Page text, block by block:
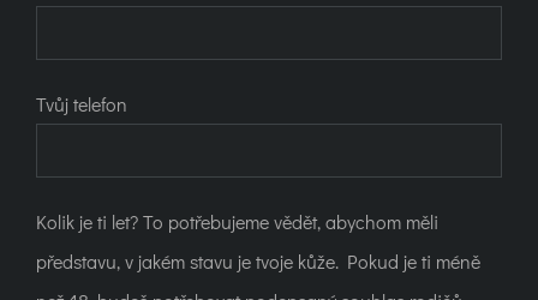
Tvůj telefon
Kolik je ti let? To potřebujeme vědět, abychom měli
představu, v jakém stavu je tvoje kůže. Pokud je ti méně